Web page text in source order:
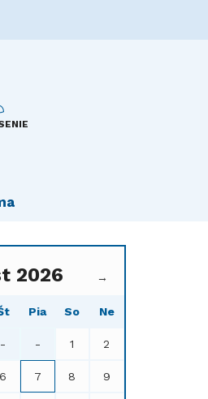
2026 →
Pia So Ne
- - 1 2
6 7 8 9